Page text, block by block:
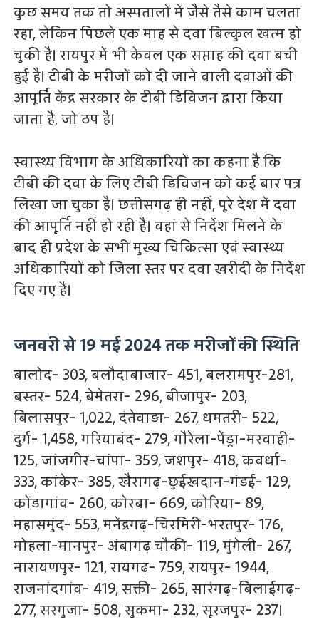
कुछ समय तक तो अस्पतालों में जैसे तैसे काम चलता
रहा, लेकिन पिछले एक माह से दवा बिल्कुल खत्म हो
चुकी है। रायपुर में भी केवल एक सप्ताह की दवा बची
हुई है। टीबी के मरीजों को दी जाने वाली दवाओं की
आपूर्ति केंद्र सरकार के टीबी डिविजन द्वारा किया
जाता है, जो ठप है।
स्वास्थ्य विभाग के अधिकारियों का कहना है कि
टीबी की दवा के लिए टीबी डिविजन को कई बार पत्र
लिखा जा चुका है। छत्तीसगढ़ ही नहीं, पूरे देश में दवा
की आपूर्ति नहीं हो रही है। वहां से निर्देश मिलने के
बाद ही प्रदेश के सभी मुख्य चिकित्सा एवं स्वास्थ्य
अधिकारियों को जिला स्तर पर दवा खरीदी के निर्देश
दिए गए हैं।
जनवरी से 19 मई 2024 तक मरीजों की स्थिति
बालोद- 303, बलौदाबाजार- 451, बलरामपुर-281,
बस्तर- 524, बेमेतरा- 296, बीजापुर- 203,
बिलासपुर- 1,022, दंतेवाड़ा- 267, धमतरी- 522,
दुर्ग- 1,458, गरियाबंद- 279, गौरेला-पेंड्रा-मरवाही-
125, जांजगीर-चांपा- 359, जशपुर- 418, कवर्धा-
333, कांकेर- 385, खैरागढ़-छुईखदान-गंडई- 129,
कोंडागांव- 260, कोरबा- 669, कोरिया- 89,
महासमुंद- 553, मनेंद्रगढ़-चिरमिरी-भरतपुर- 176,
मोहला-मानपुर- अंबागढ़ चौकी- 119, मुंगेली- 267,
नारायणपुर- 121, रायगढ़- 759, रायपुर- 1944,
राजनांदगांव- 419, सक्ती- 265, सारंगढ़-बिलाईगढ़-
277, सरगुजा- 508, सुकमा- 232, सूरजपुर- 237।